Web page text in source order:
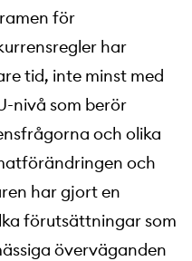
för
har
tid, inte minst med
nivå som berör
och olika
och
har gjort en
förutsättningar som
överväganden